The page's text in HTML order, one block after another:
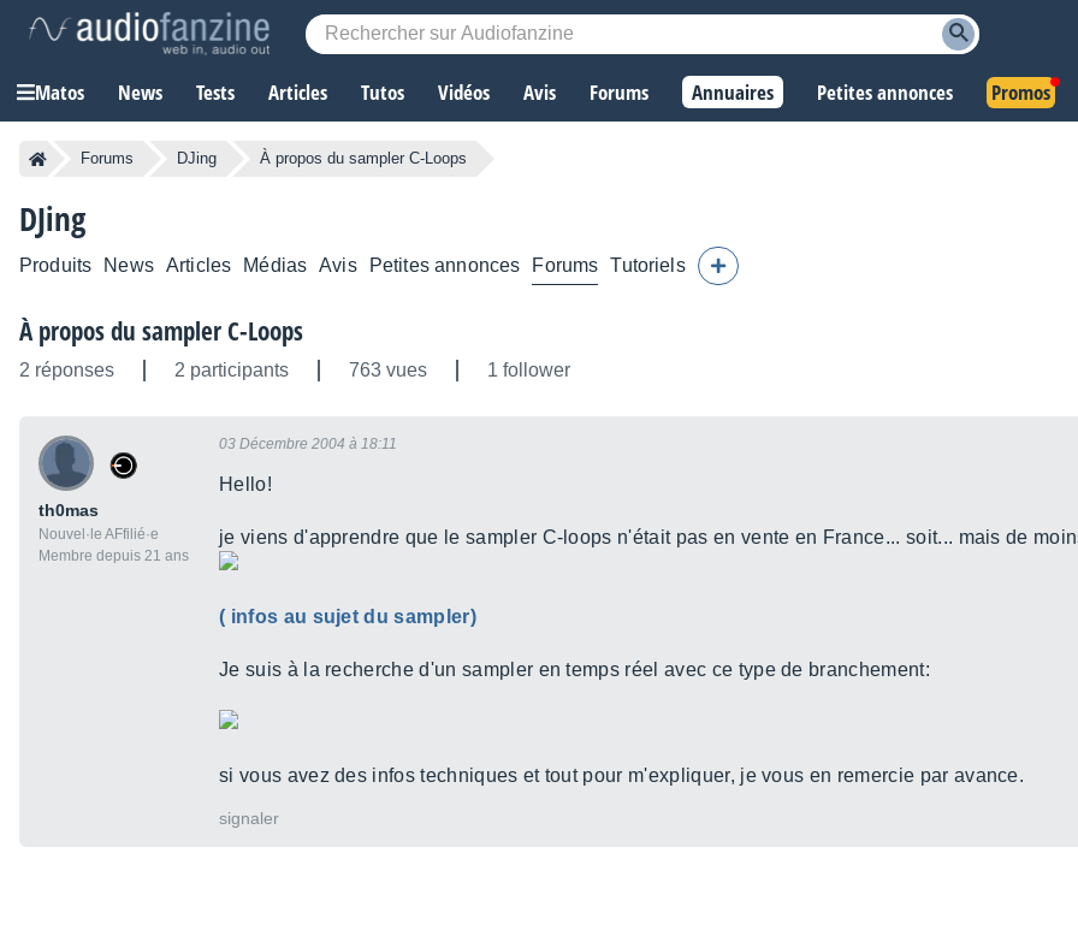
Matos News Tests Articles Tutos Vidéos Avis Forums Annuaires Petites annonces Promos
Forums DJing À propos du sampler C-Loops
DJing
Produits News Articles Médias Avis Petites annonces Forums Tutoriels
À propos du sampler C-Loops
2 réponses 2 participants 763 vues 1 follower
th0mas
Nouvel·le AFfilié·e
Membre depuis 21 ans
03 Décembre 2004 à 18:11
Hello!
je viens d'apprendre que le sampler C-loops n'était pas en vente en France... soit... mais de
( infos au sujet du sampler)
Je suis à la recherche d'un sampler en temps réel avec ce type de branchement:
si vous avez des infos techniques et tout pour m'expliquer, je vous en remercie par avance.
signaler